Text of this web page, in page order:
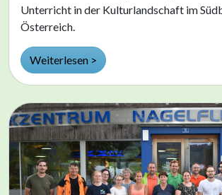
Unterricht in der Kulturlandschaft im
Österreich.
Weiterlesen >